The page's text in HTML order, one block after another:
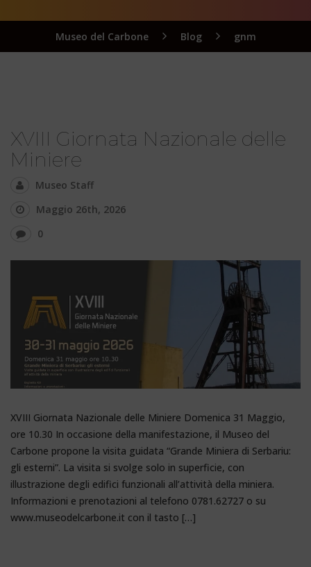
Museo del Carbone Blog gnm
XVIII Giornata Nazionale delle
Miniere
Museo Staff
Maggio 26th, 2026
0
XVIII Giornata Nazionale delle Miniere Domenica 31 Maggio,
ore 10.30 In occasione della manifestazione, il Museo del
Carbone propone la visita guidata “Grande Miniera di Serbariu:
gli esterni”. La visita si svolge solo in superficie, con
illustrazione degli edifici funzionali all’attività della miniera.
Informazioni e prenotazioni al telefono 0781.62727 o su
www.museodelcarbone.it con il tasto […]